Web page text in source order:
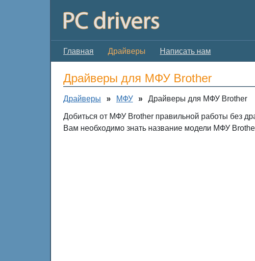
Главная Драйверы Написать нам
Драйверы для МФУ Brother
Драйверы » МФУ » Драйверы для МФУ Brother
Добиться от МФУ Brother правильной работы без
Вам необходимо знать название модели МФУ